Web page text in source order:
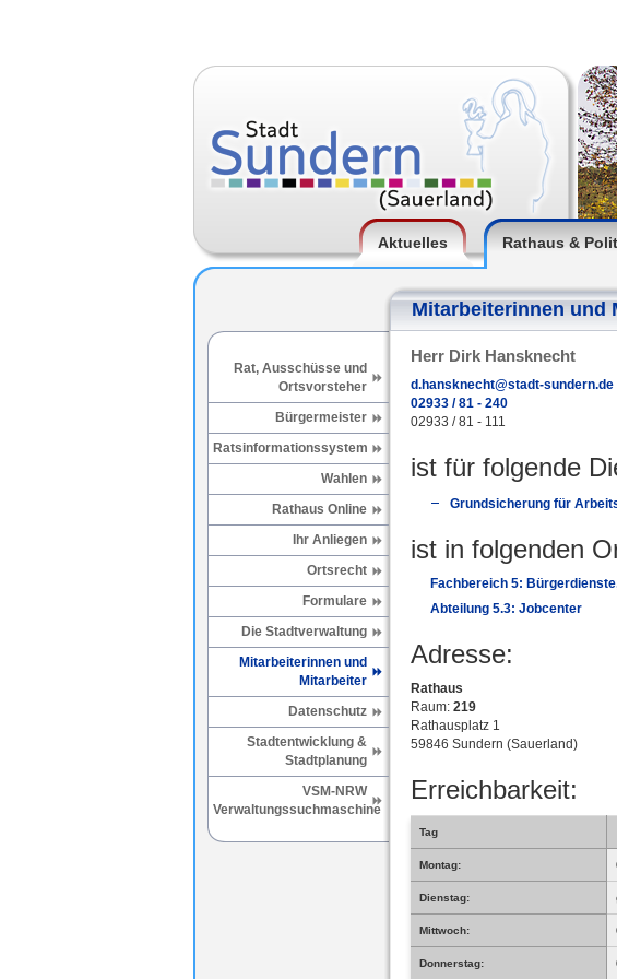
Aktuelles Rathaus &
Mitarbeiterinnen und
Rat, Ausschüsse und
Ortsvorsteher
Bürgermeister
Ratsinformationssystem
Wahlen
Rathaus Online
Ihr Anliegen
Ortsrecht
Formulare
Die Stadtverwaltung
Mitarbeiterinnen und
Mitarbeiter
Datenschutz
Stadtentwicklung &
Stadtplanung
VSM-NRW
Verwaltungssuchmaschine
Herr Dirk Hansknecht
d.hansknecht@stadt-sundern.de
02933 / 81 - 240
02933 / 81 - 111
ist für folgende
Grundsicherung für
ist in folgenden
Fachbereich 5:
Abteilung 5.3: Jobcenter
Adresse:
Rathaus
Raum: 219
Rathausplatz 1
59846 Sundern (Sauerland)
Erreichbarkeit:
Tag
Montag:
Dienstag:
Mittwoch:
Donnerstag: